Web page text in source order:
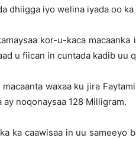
dhiigga iyo welina iyada oo
kor-u-kaca
u fiican in cuntada kadib uu
waxaa ku jira
noqonaysaa 128 Milligram.
ka caawisaa in uu sameeyo